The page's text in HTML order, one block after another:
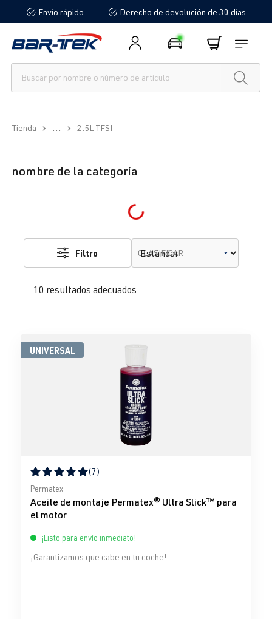
principalEnvío rápido Derecho de devolución de 30 días
Tienda ... 2.5L TFSI
nombre de la categoría
Loading...
10 resultados adecuados
Filtro CLASIFICAR
UNIVERSAL
Calificación promedio de 5 de 5 estrellas
(7)
Permatex
Aceite de montaje Permatex® Ultra Slick™ para
el motor
¡Listo para envío inmediato!
¡Garantizamos que cabe en tu coche!